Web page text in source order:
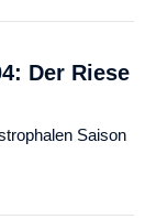
Der Riese
Saison